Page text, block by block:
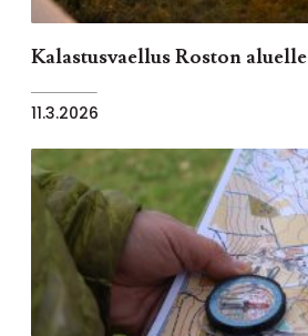
Kalastusvaellus Roston aluelle
11.3.2026